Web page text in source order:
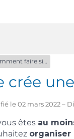
faire si…
crée
le 02 mars 2022 –
êtes au
organiser